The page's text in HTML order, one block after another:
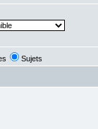
Sujets